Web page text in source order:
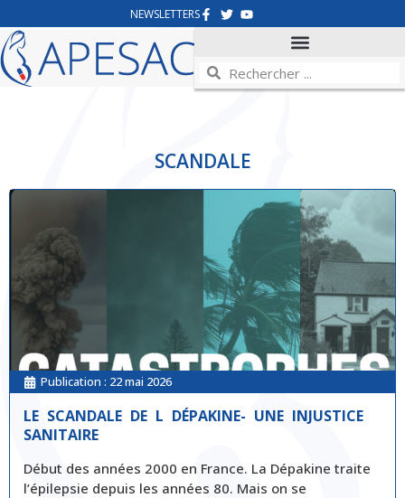
NEWSLETTERS
SCANDALE
Publication : 22 mai 2026
LE SCANDALE DE L DÉPAKINE- UNE INJUSTICE
SANITAIRE
Début des années 2000 en France. La Dépakine traite
l’épilepsie depuis les années 80. Mais on se